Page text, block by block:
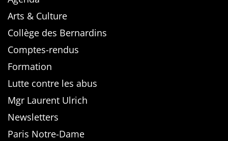
Arts & Culture
Collège des Bernardins
Comptes-rendus
Formation
Lutte contre les abus
Mgr Laurent Ulrich
Newsletters
Paris Notre-Dame